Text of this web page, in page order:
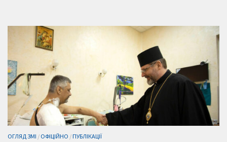
ОГЛЯД ЗМІ / ОФІЦІЙНО /ПУБЛІКАЦІЇ